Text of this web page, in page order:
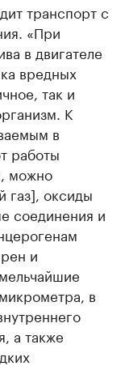
транспорт с
«При
в двигателе
вредных
так и
К
в
работы
можно
газ], оксиды
соединения и
и
в
а также